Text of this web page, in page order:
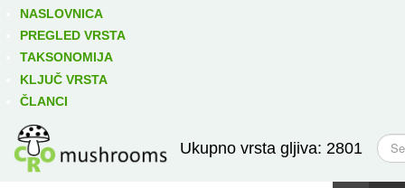
NASLOVNICA
PREGLED VRSTA
TAKSONOMIJA
KLJUČ VRSTA
ČLANCI
Ukupno vrsta gljiva: 2801
T
r
Izravno podređene niže takse: